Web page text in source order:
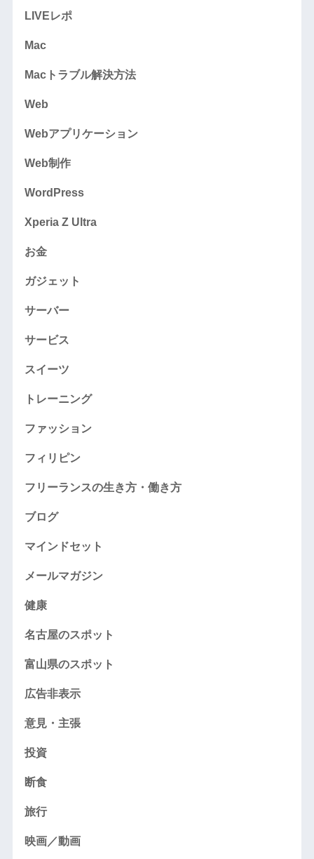
LIVEレポ
Mac
Macトラブル解決方法
Web
Webアプリケーション
Web制作
WordPress
Xperia Z Ultra
お金
ガジェット
サーバー
サービス
スイーツ
トレーニング
ファッション
フィリピン
フリーランスの生き方・働き方
ブログ
マインドセット
メールマガジン
健康
名古屋のスポット
富山県のスポット
広告非表示
意見・主張
投資
断食
旅行
映画／動画